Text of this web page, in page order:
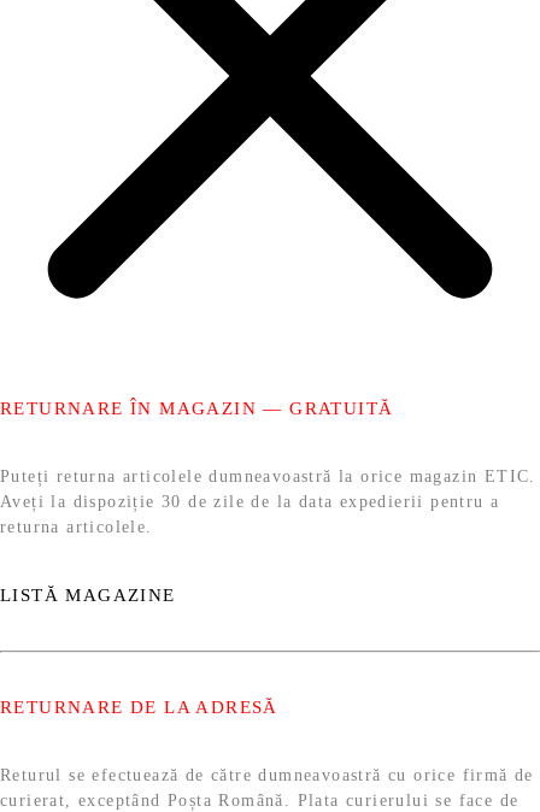
RETURNARE ÎN MAGAZIN — GRATUITĂ
Puteți returna articolele dumneavoastră la orice magazin ETIC.
Aveți la dispoziție 30 de zile de la data expedierii pentru a
returna articolele.
LISTĂ MAGAZINE
RETURNARE DE LA ADRESĂ
Returul se efectuează de către dumneavoastră cu orice firmă de
curierat, exceptând Poșta Română. Plata curierului se face de